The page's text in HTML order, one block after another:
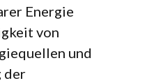
Energie
von
und
der